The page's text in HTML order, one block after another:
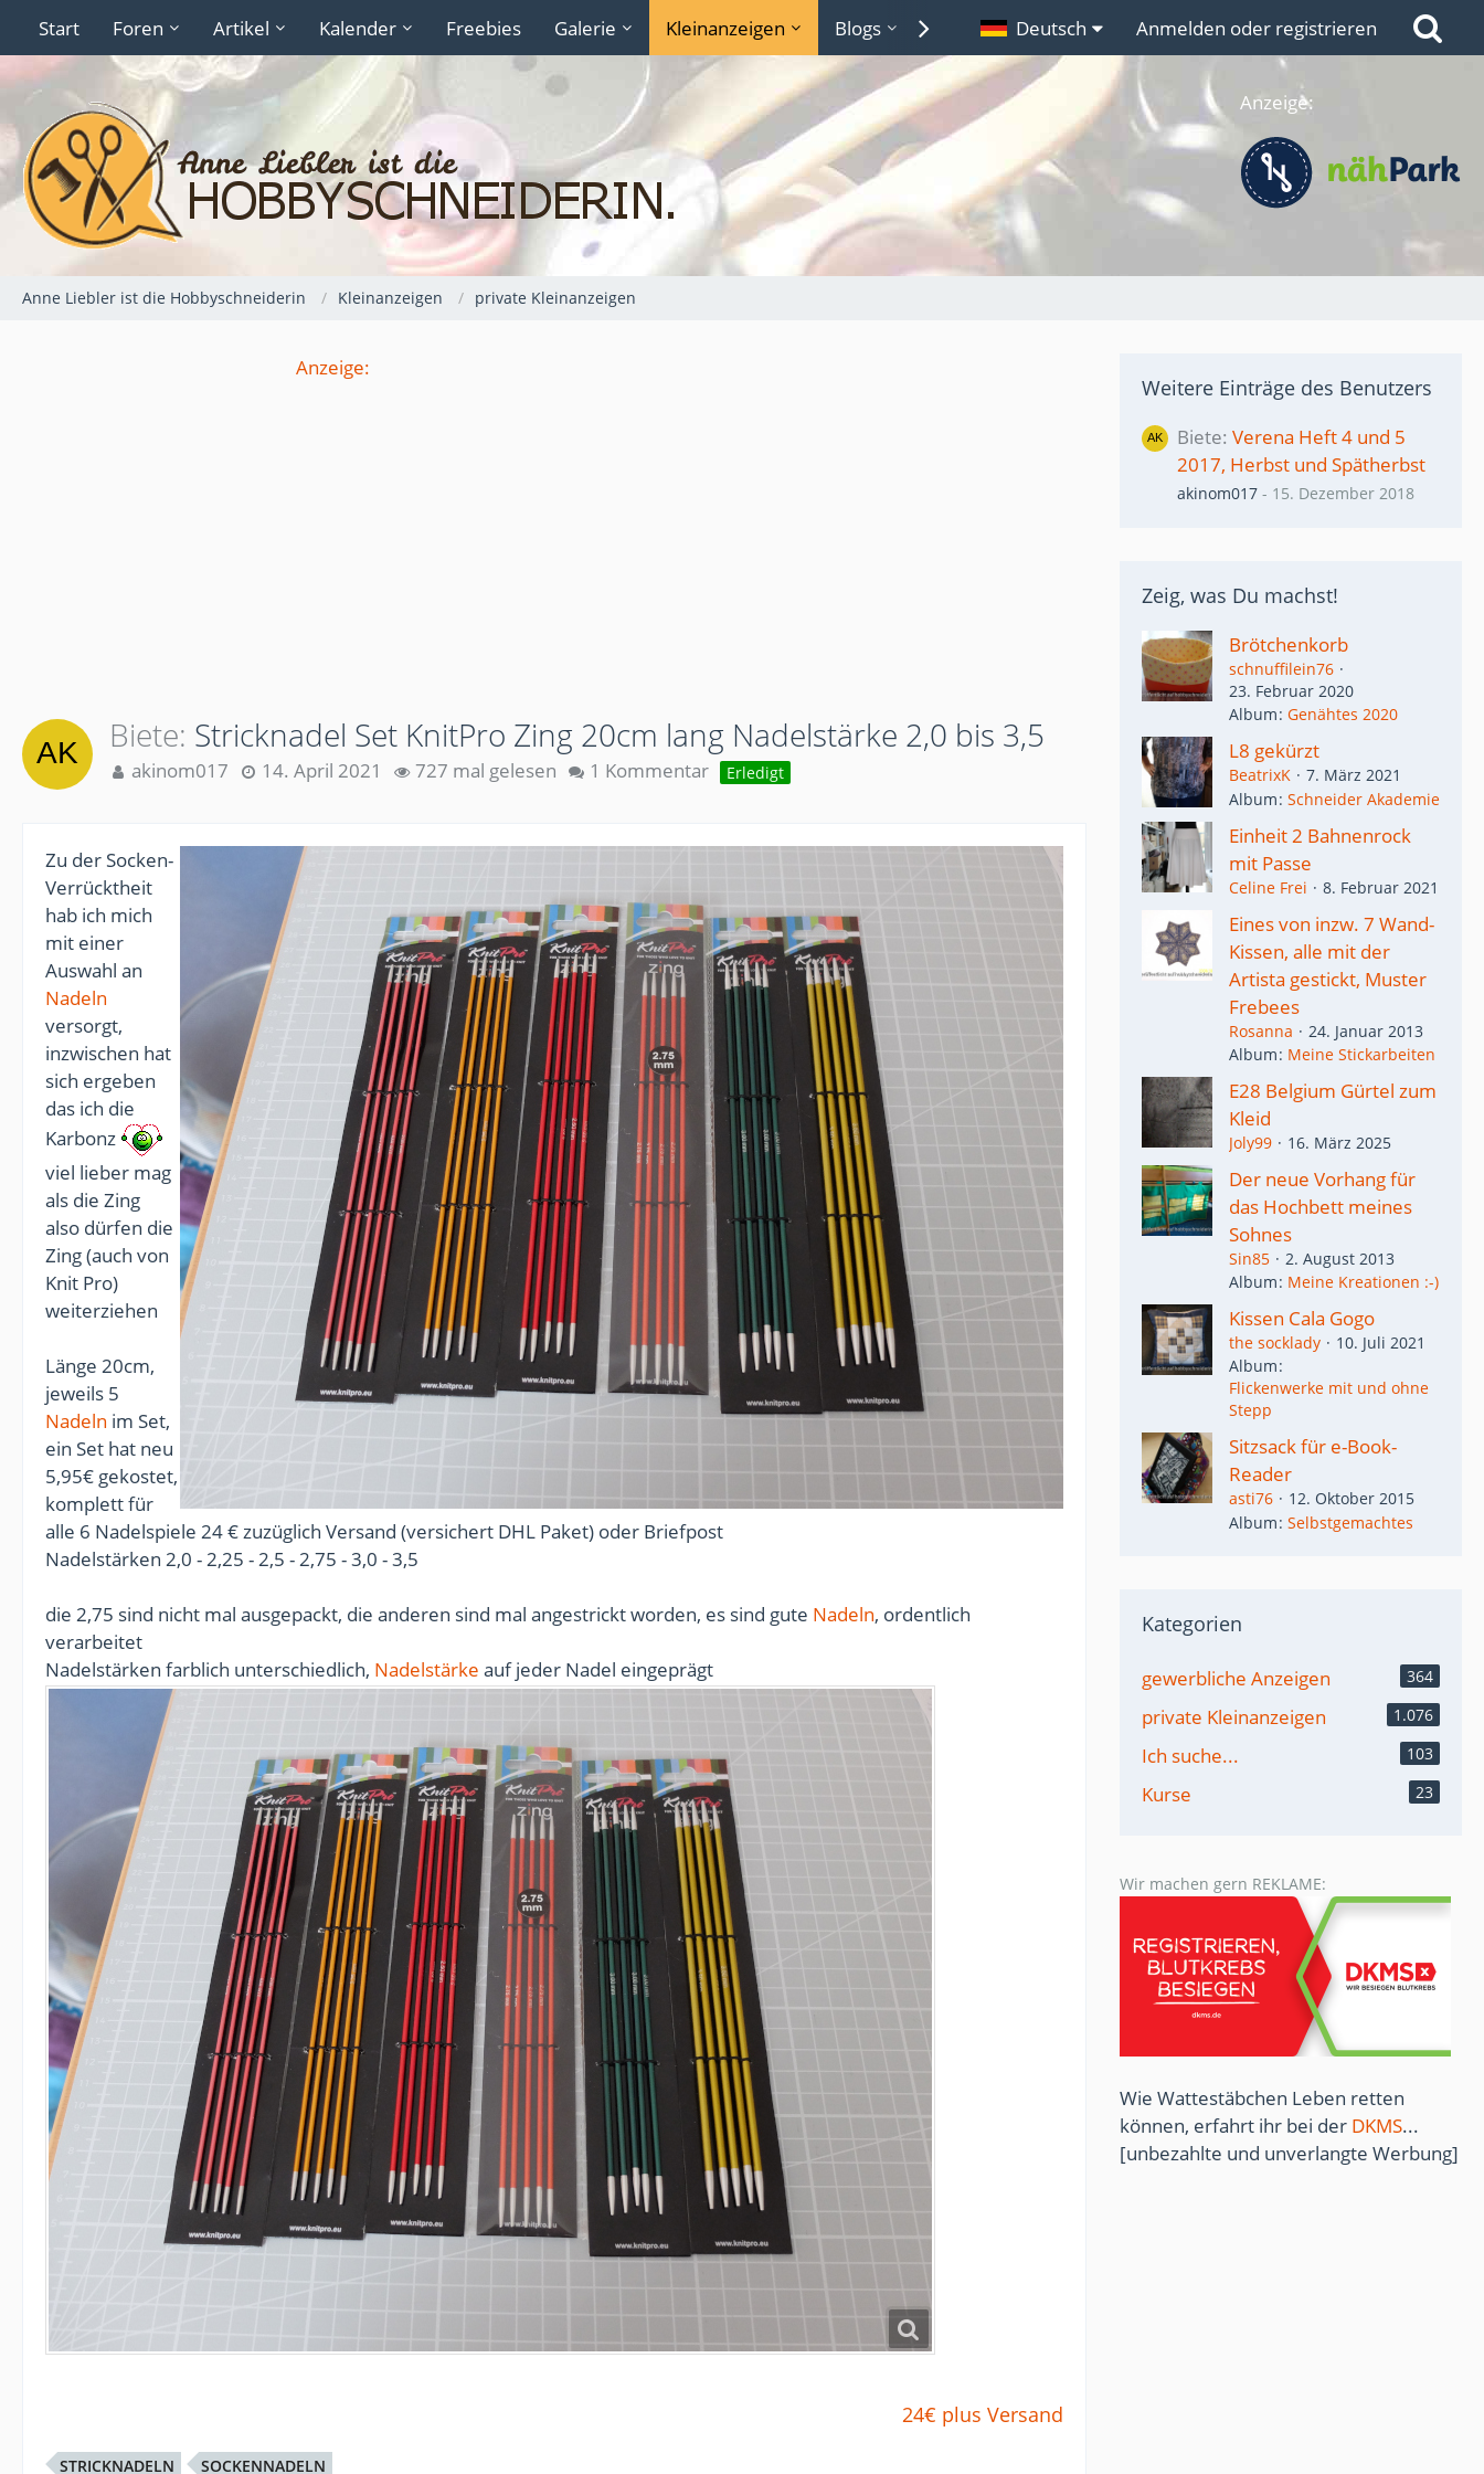
Start Foren Artikel Kalender Freebies Galerie Kleinanzeigen Blogs Lexikon Links
Deutsch Anmelden oder registrieren
Anzeige:
Anne Liebler ist die Hobbyschneiderin Kleinanzeigen private Kleinanzeigen
Anzeige:
Biete Stricknadel Set KnitPro Zing 20cm lang Nadelstärke 2,0 bis 3,5
akinom017 14. April 2021 727 mal gelesen 1 Kommentar Erledigt
Zu der Socken-
Verrücktheit
hab ich mich
mit einer
Auswahl an
Nadeln
versorgt,
inzwischen hat
sich ergeben
das ich die
Karbonz
viel lieber mag
als die Zing
also dürfen die
Zing (auch von
Knit Pro)
weiterziehen
Länge 20cm,
jeweils 5
Nadeln im Set,
ein Set hat neu
5,95€ gekostet,
komplett für
alle 6 Nadelspiele 24 € zuzüglich Versand (versichert DHL Paket) oder Briefpost
Nadelstärken 2,0 - 2,25 - 2,5 - 2,75 - 3,0 - 3,5
die 2,75 sind nicht mal ausgepackt, die anderen sind mal angestrickt worden, es sind gute Nadeln, ordentlich
verarbeitet
Nadelstärken farblich unterschiedlich, Nadelstärke auf jeder Nadel eingeprägt
24€ plus Versand
STRICKNADELN SOCKENNADELN
Weitere Einträge des Benutzers
Biete Verena Heft 4 und 5
2017, Herbst und Spätherbst
akinom017 - 15. Dezember 2018
Zeig, was Du machst!
Brötchenkorb
schnuffilein76
23. Februar 2020
Album Genähtes 2020
L8 gekürzt
BeatrixK
7. März 2021
Album Schneider Akademie
Einheit 2 Bahnenrock
mit Passe
Celine Frei 8. Februar 2021
Eines von inzw. 7 Wand-
Kissen, alle mit der
Artista gestickt, Muster
Frebees
Rosanna
24. Januar 2013
Album Meine Stickarbeiten
E28 Belgium Gürtel zum
Kleid
Joly99 16. März 2025
Der neue Vorhang für
das Hochbett meines
Sohnes
Sin85
2. August 2013
Album Meine Kreationen :-)
Kissen Cala Gogo
the socklady
10. Juli 2021
Album
Flickenwerke mit und ohne
Stepp
Sitzsack für e-Book-
Reader
asti76
12. Oktober 2015
Album Selbstgemachtes
Kategorien
gewerbliche Anzeigen 364
private Kleinanzeigen 1.076
Ich suche... 103
Kurse 23
Wir machen gern REKLAME:
Wie Wattestäbchen Leben retten
können, erfahrt ihr bei der DKMS...
[unbezahlte und unverlangte Werbung]